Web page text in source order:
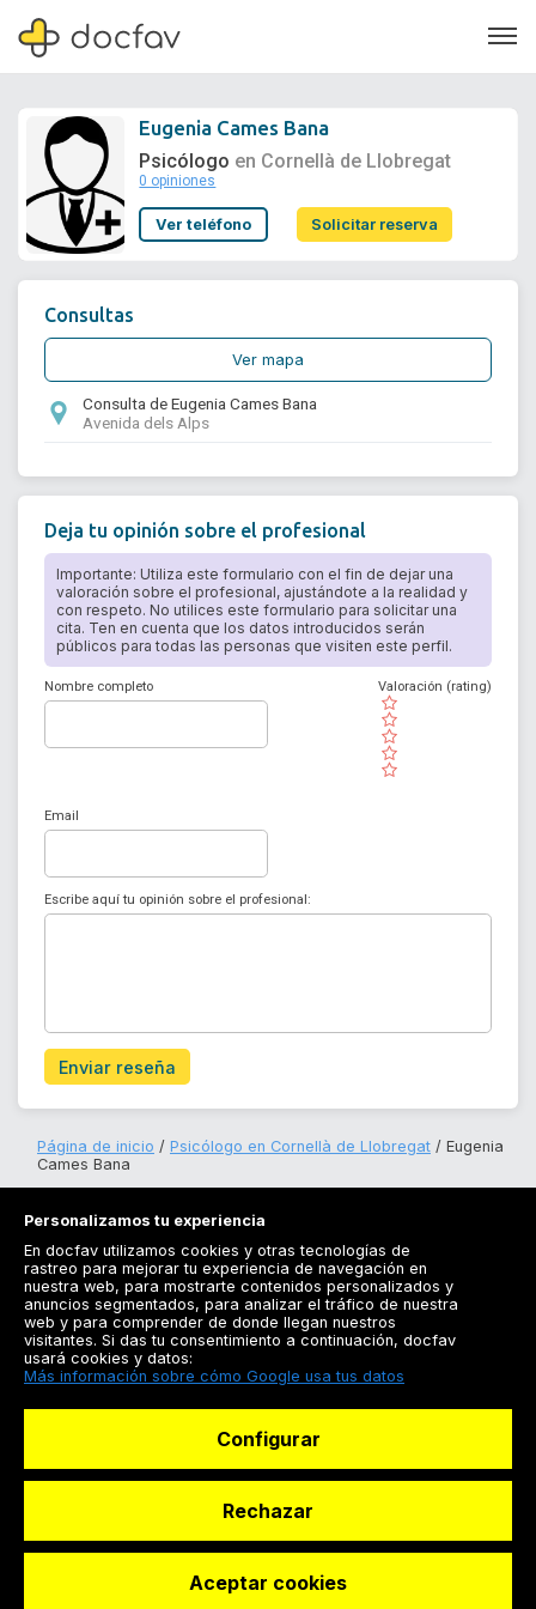
Soporte
Eugenia Cames Bana
Psicólogo en Cornellà de Llobregat
0 opiniones
Ver teléfono Solicitar reserva
Consultas
Ver mapa
Consulta de Eugenia Cames Bana
Avenida dels Alps
Deja tu opinión sobre el profesional
Importante: Utiliza este formulario con el fin de dejar una
valoración sobre el profesional, ajustándote a la realidad y
con respeto. No utilices este formulario para solicitar una
cita. Ten en cuenta que los datos introducidos serán
públicos para todas las personas que visiten este perfil.
Nombre completo
( )
( )
( )
( )
( )
Valoración (rating)
Email
Escribe aquí tu opinión sobre el profesional:
Enviar reseña
Página de inicio Psicólogo en Cornellà de Llobregat
Eugenia
Cames Bana
Registrarse
Docfav
© Dashboard Technologies S.L
Personalizamos tu experiencia
En docfav utilizamos cookies y otras tecnologías de
rastreo para mejorar tu experiencia de navegación en
nuestra web, para mostrarte contenidos personalizados y
anuncios segmentados, para analizar el tráfico de nuestra
web y para comprender de donde llegan nuestros
visitantes. Si das tu consentimiento a continuación, docfav
usará cookies y datos:
Más información sobre cómo Google usa tus datos
Configurar
Rechazar
Aceptar cookies